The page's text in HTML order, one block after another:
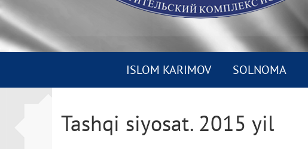
ISLOM KARIMOV SOLNOMA
Tashqi siyosat. 2015 yil